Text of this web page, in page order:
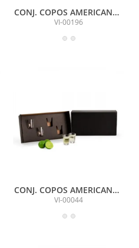
CONJ. COPOS AMERICANOS
MULTIUSO - 190 ML - 6 PÇS
VI-00196
CONJ. COPOS AMERICANOS
PARA DOSE - 4 PÇS
VI-00044